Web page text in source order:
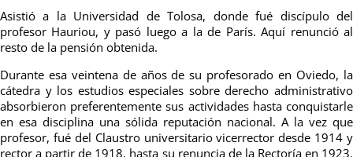
Asistió a la Universidad de Tolosa, donde fué discípulo del
profesor Hauriou, y pasó luego a la de París. Aquí renunció al
resto de la pensión obtenida.
Durante esa veintena de años de su profesorado en Oviedo, la
cátedra y los estudios especiales sobre derecho administrativo
absorbieron preferentemente sus actividades hasta conquistarle
en esa disciplina una sólida reputación nacional. A la vez que
profesor, fué del Claustro universitario vicerrector desde 1914 y
rector a partir de 1918, hasta su renuncia de la Rectoría en 1923.